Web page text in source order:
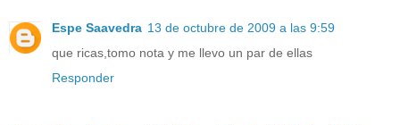
Espe Saavedra 13 de octubre de 2009 a las 9:59
que ricas,tomo nota y me llevo un par de ellas
Responder